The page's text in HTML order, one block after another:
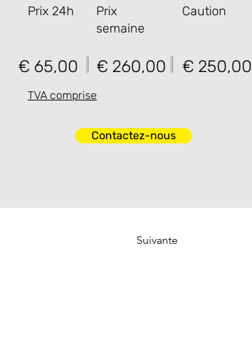
Prix 24h
Prix
semaine
Caution
€ 65,00 € 260,00 € 250,00
TVA comprise
Contactez-nous
Suivante